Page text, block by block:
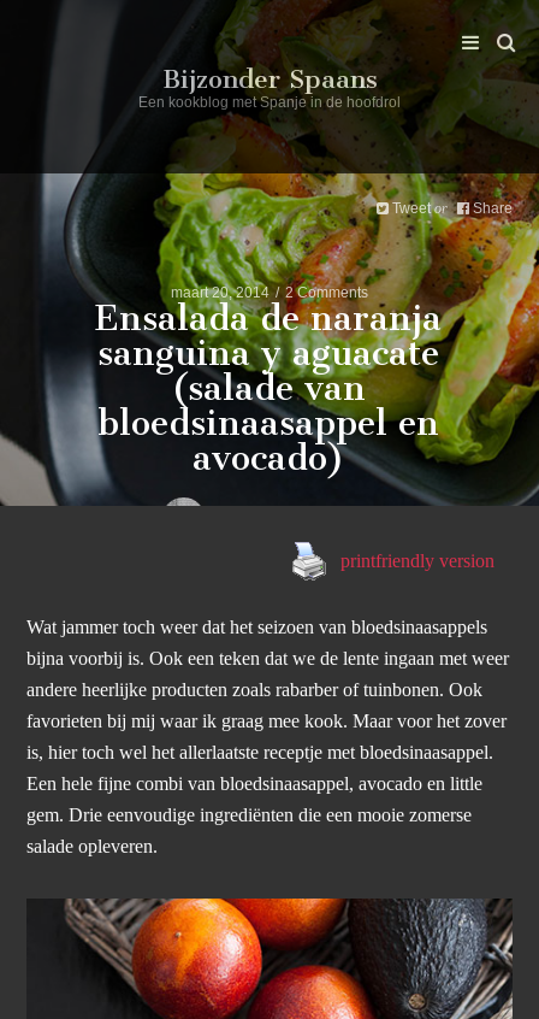
Bijzonder Spaans
Een kookblog met Spanje in de hoofdrol
maart 20, 2014 2 Comments
Ensalada de naranja
sanguina y aguacate
(salade van
bloedsinaasappel en
avocado)
Tweet or Share
printfriendly version
Wat jammer toch weer dat het seizoen van bloedsinaasappels
bijna voorbij is. Ook een teken dat we de lente ingaan met weer
andere heerlijke producten zoals rabarber of tuinbonen. Ook
favorieten bij mij waar ik graag mee kook. Maar voor het zover
is, hier toch wel het allerlaatste receptje met bloedsinaasappel.
Een hele fijne combi van bloedsinaasappel, avocado en little
gem. Drie eenvoudige ingrediënten die een mooie zomerse
salade opleveren.